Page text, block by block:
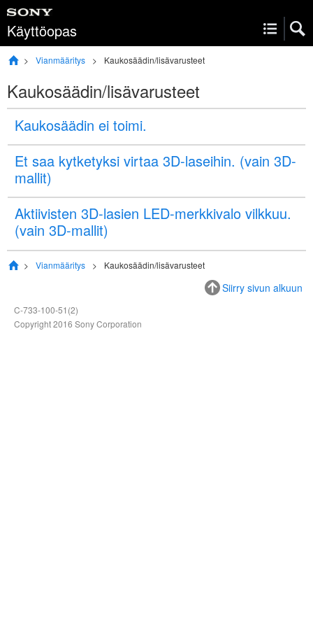
Käyttöopas
Vianmääritys Kaukosäädin/lisävarusteet
Kaukosäädin/lisävarusteet
Kaukosäädin ei toimi.
Et saa kytketyksi virtaa 3D-laseihin. (vain 3D-
mallit)
Aktiivisten 3D-lasien LED-merkkivalo vilkkuu.
(vain 3D-mallit)
Vianmääritys Kaukosäädin/lisävarusteet
Siirry sivun alkuun
C-733-100-51(2)
Copyright 2016 Sony Corporation